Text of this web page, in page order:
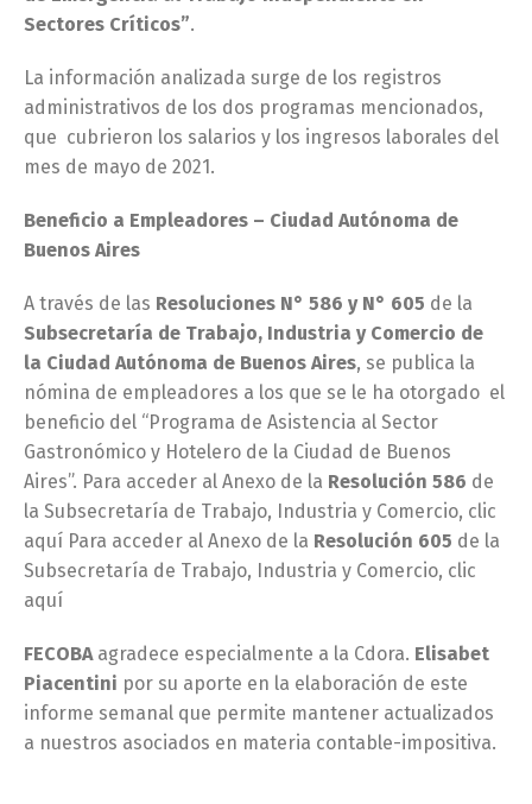
Sectores Críticos”.
La información analizada surge de los registros
administrativos de los dos programas mencionados,
que cubrieron los salarios y los ingresos laborales del
mes de mayo de 2021.
Beneficio a Empleadores – Ciudad Autónoma de
Buenos Aires
A través de las Resoluciones N° 586 y N° 605 de la
Subsecretaría de Trabajo, Industria y Comercio de
la Ciudad Autónoma de Buenos Aires, se publica la
nómina de empleadores a los que se le ha otorgado el
beneficio del “Programa de Asistencia al Sector
Gastronómico y Hotelero de la Ciudad de Buenos
Aires”. Para acceder al Anexo de la Resolución 586 de
la Subsecretaría de Trabajo, Industria y Comercio, clic
aquí Para acceder al Anexo de la Resolución 605 de la
Subsecretaría de Trabajo, Industria y Comercio, clic
aquí
FECOBA agradece especialmente a la Cdora. Elisabet
Piacentini por su aporte en la elaboración de este
informe semanal que permite mantener actualizados
a nuestros asociados en materia contable-impositiva.